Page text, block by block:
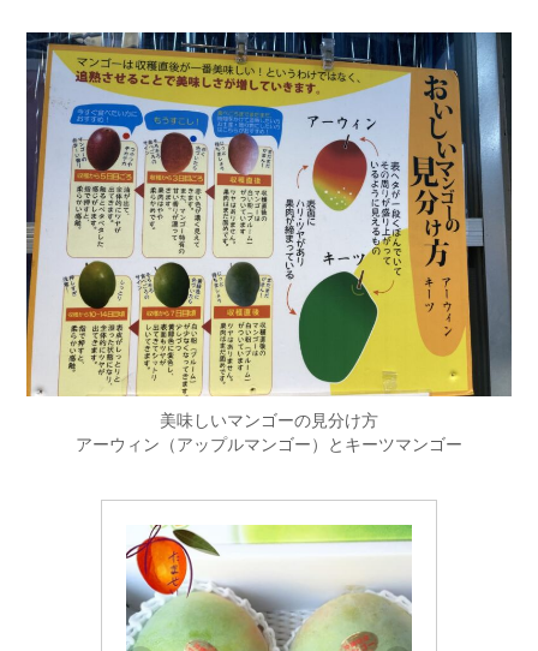
美味しいマンゴーの見分け方
アーウィン（アップルマンゴー）とキーツマンゴー